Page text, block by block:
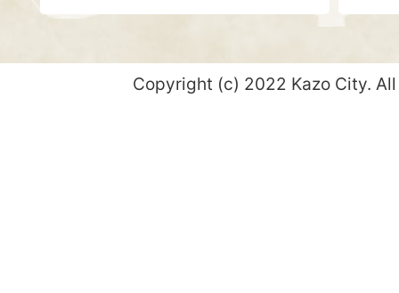
Copyright (c) 2022 Kazo City.